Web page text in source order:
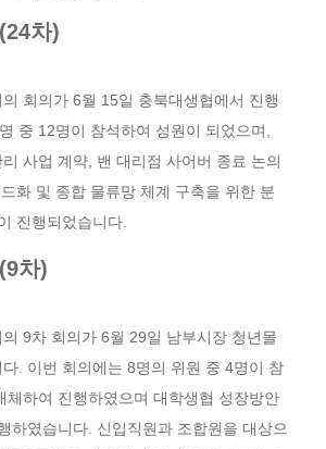
차)
회의가 6월 15일 충북대생협에서 진행
중 12명이 참석하여 성원이 되었으며,
사업 계약, 밴 대리점 사어버 종료 논의
화 및 종합 물류망 체계 구축을 위한 분
진행되었습니다.
차)
9차 회의가 6월 29일 남부시장 청년몰
. 이번 회의에는 8명의 위원 중 4명이 참
체하여 진행하였으며 대학생협 성장방안
하였습니다. 신입직원과 조합원을 대상으